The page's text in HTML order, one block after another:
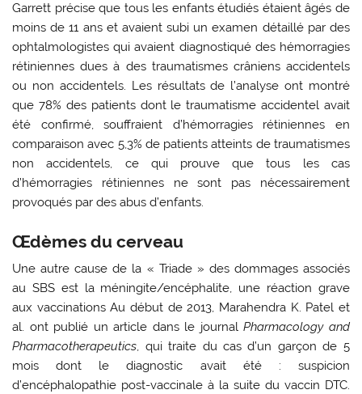
Garrett précise que tous les enfants étudiés étaient âgés de
moins de 11 ans et avaient subi un examen détaillé par des
ophtalmologistes qui avaient diagnostiqué des hémorragies
rétiniennes dues à des traumatismes crâniens accidentels
ou non accidentels. Les résultats de l’analyse ont montré
que 78% des patients dont le traumatisme accidentel avait
été confirmé, souffraient d’hémorragies rétiniennes en
comparaison avec 5,3% de patients atteints de traumatismes
non accidentels, ce qui prouve que tous les cas
d’hémorragies rétiniennes ne sont pas nécessairement
provoqués par des abus d’enfants.
Œdèmes du cerveau
Une autre cause de la « Triade » des dommages associés
au SBS est la méningite/encéphalite, une réaction grave
aux vaccinations Au début de 2013, Marahendra K. Patel et
al. ont publié un article dans le journalPharmacology and
Pharmacotherapeutics, qui traite du cas d’un garçon de 5
mois dont le diagnostic avait été : suspicion
d’encéphalopathie post-vaccinale à la suite du vaccin DTC.